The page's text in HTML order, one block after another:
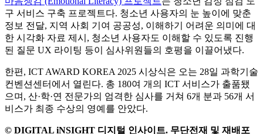
구 서비스 구축 프로젝트다. 청소년 사용자의 눈 높이에 맞춘
정보 전달, 지역 사회 기여 공공성, 이해하기 어려운 의미에 대
한 시각화 자료 제시, 청소년 사용자도 이해할 수 있도록 진행
된 질문 UX 라이팅 등이 심사위원들의 호평을 이끌어냈다.
한편, ICT AWARD KOREA 2025 시상식은 오는 28일 과학기술
컨벤션센터에서 열린다. 총 180여 개의 ICT 서비스가 출품됐
으며, 산·학·연 전문가의 엄격한 심사를 거쳐 6개 분과 56개 서
비스가 최종 수상의 영예를 안았다.
© DIGITAL iNSIGHT 디지털 인사이트. 무단전재 및 재배포